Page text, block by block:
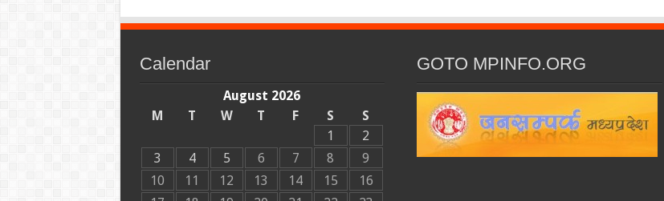
Calendar
August 2026
M
T W T F S
S
1
2
3
4 5 6 7 8
9
10
11 12 13 14 15
16
GOTO MPINFO.ORG